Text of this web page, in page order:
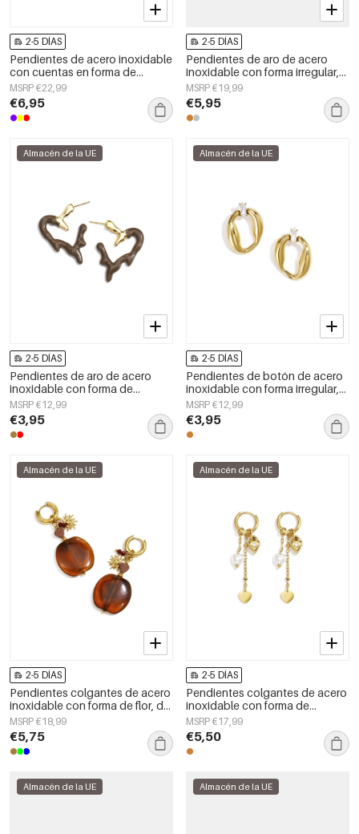
2-5 DÍAS
Pendientes de acero inoxidable
con cuentas en forma de
corazón, sencillos, de la serie
Daily Simple. Joyería para mujer.
MSRP €22,99
€6,95
2-5 DÍAS
Pendientes de aro de acero
inoxidable con forma irregular,
sencillos, de la serie Daily
Simple, joyería para mujer.
MSRP €19,99
€5,95
Almacén de la UE
2-5 DÍAS
Pendientes de aro de acero
inoxidable con forma de
corazón, sencillos, de la serie
Daily Simple, joyería para mujer.
MSRP €12,99
€3,95
Almacén de la UE
2-5 DÍAS
Pendientes de botón de acero
inoxidable con forma irregular,
sencillos, de la serie Daily
Simple, joyería para mujer.
MSRP €12,99
€3,95
Almacén de la UE
2-5 DÍAS
Pendientes colgantes de acero
inoxidable con forma de flor, de
la serie Daily Simple, joyería para
mujer.
MSRP €18,99
€5,75
Almacén de la UE
2-5 DÍAS
Pendientes colgantes de acero
inoxidable con forma de
corazón, sencillos, de la serie
Daily Simple, joyería para mujer.
MSRP €17,99
€5,50
Almacén de la UE Almacén de la UE